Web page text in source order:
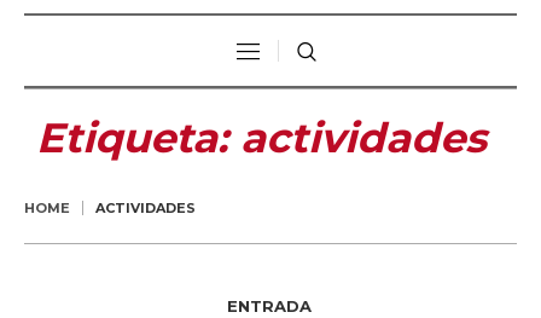
Etiqueta: actividades
HOME ACTIVIDADES
ENTRADA